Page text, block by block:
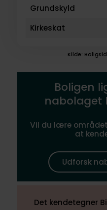
Grundskyld
Kirkeskat
Kilde:
Boligen
nabolaget
Vil du lære
at
Udforsk
Det kendetegner